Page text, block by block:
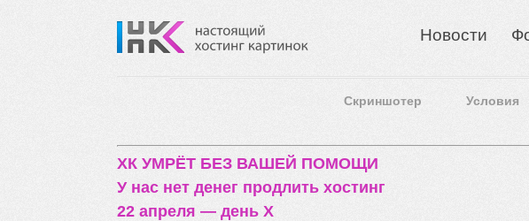
Новости
Скриншотер Условия
ХК УМРЁТ БЕЗ ВАШЕЙ ПОМОЩИ
У нас нет денег продлить хостинг
22 апреля — день X